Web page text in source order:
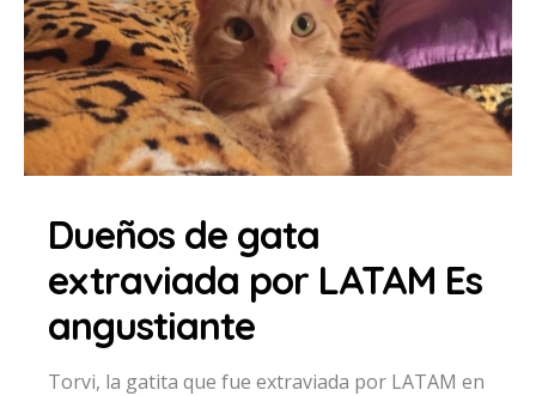
Dueños de gata
extraviada por LATAM Es
angustiante
Torvi, la gatita que fue extraviada por LATAM en